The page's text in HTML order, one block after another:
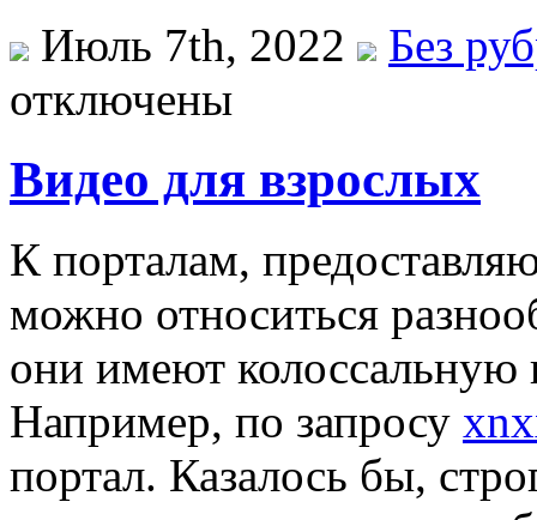
Июль 7th, 2022
Без
отключены
Видео для взрослых
К порталам,
можно относиться
они имеют колоссальную
Например, по запросу
портал. Казалось бы,